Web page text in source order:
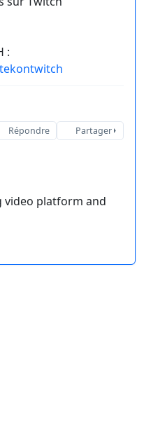
:
Répondre Partager
video platform and